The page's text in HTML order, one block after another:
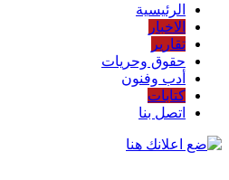
الرئيسية
الاخبار
تقارير
حقوق وحريات
أدب وفنون
كتابات
اتصل بنا